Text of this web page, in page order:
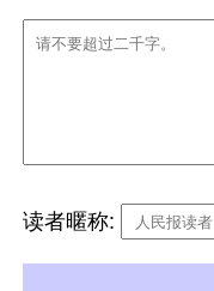
读者暱称: